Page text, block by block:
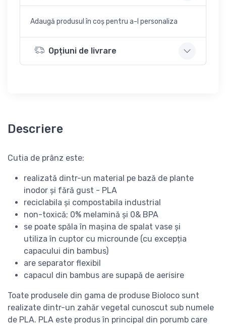
Adaugă produsul în coș pentru a-l personaliza
Opțiuni de livrare
Descriere
Cutia de prânz este:
realizată dintr-un material pe bază de plante
inodor și fără gust - PLA
reciclabila și compostabila industrial
non-toxică; 0% melamină și 0& BPA
se poate spăla în mașina de spalat vase și
utiliza în cuptor cu microunde (cu excepția
capacului din bambus)
are separator flexibil
capacul din bambus are supapă de aerisire
Toate produsele din gama de produse Bioloco sunt
realizate dintr-un zahăr vegetal cunoscut sub numele
de PLA. PLA este produs în principal din porumb care